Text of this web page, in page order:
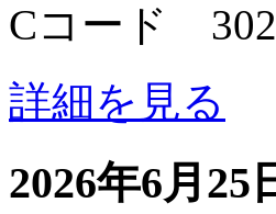
Cコード
詳細を見る
2026年6月25